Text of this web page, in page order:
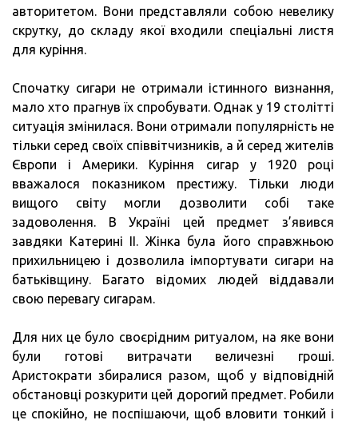
авторитетом. Вони представляли собою невелику
скрутку, до складу якої входили спеціальні листя
для куріння.
Спочатку сигари не отримали істинного визнання,
мало хто прагнув їх спробувати. Однак у 19 столітті
ситуація змінилася. Вони отримали популярність не
тільки серед своїх співвітчизників, а й серед жителів
Європи і Америки. Куріння сигар у 1920 році
вважалося показником престижу. Тільки люди
вищого світу могли дозволити собі таке
задоволення. В Україні цей предмет з’явився
завдяки Катерині II. Жінка була його справжньою
прихильницею і дозволила імпортувати сигари на
батьківщину. Багато відомих людей віддавали
свою перевагу сигарам.
Для них це було своєрідним ритуалом, на яке вони
були готові витрачати величезні гроші.
Аристократи збиралися разом, щоб у відповідній
обстановці розкурити цей дорогий предмет. Робили
це спокійно, не поспішаючи, щоб вловити тонкий і